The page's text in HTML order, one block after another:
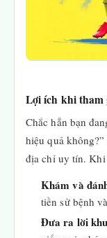
Lợi ích khi tham
Chắc hẳn bạn
hiệu quả
địa chỉ uy tín. Khi
Khám và
tiền sử bệnh
Đưa ra lời